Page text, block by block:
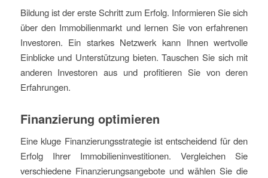
Bildung ist der erste Schritt zum Erfolg. Informieren Sie sich
über den Immobilienmarkt und lernen Sie von erfahrenen
Investoren. Ein starkes Netzwerk kann Ihnen wertvolle
Einblicke und Unterstützung bieten. Tauschen Sie sich mit
anderen Investoren aus und profitieren Sie von deren
Erfahrungen.
Finanzierung optimieren
Eine kluge Finanzierungsstrategie ist entscheidend für den
Erfolg Ihrer Immobilieninvestitionen. Vergleichen Sie
verschiedene Finanzierungsangebote und wählen Sie die